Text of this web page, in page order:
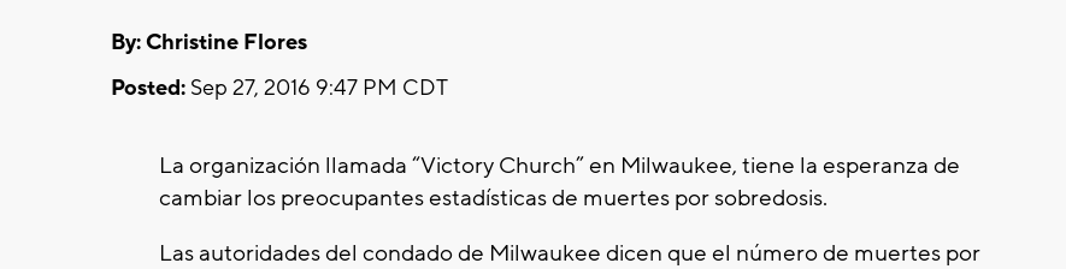
By: Christine Flores
Posted: Sep 27, 2016 9:47 PM CDT
La organización llamada “Victory Church” en Milwaukee, tiene la esperanza de
cambiar los preocupantes estadísticas de muertes por sobredosis.
Las autoridades del condado de Milwaukee dicen que el número de muertes por